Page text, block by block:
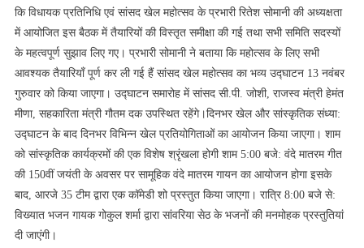
कि विधायक प्रतिनिधि एवं सांसद खेल महोत्सव के प्रभारी रितेश सोमानी की अध्यक्षता
में आयोजित इस बैठक में तैयारियों की विस्तृत समीक्षा की गई तथा सभी समिति सदस्यों
के महत्वपूर्ण सुझाव लिए गए। प्रभारी सोमानी ने बताया कि महोत्सव के लिए सभी
आवश्यक तैयारियाँ पूर्ण कर ली गई हैं सांसद खेल महोत्सव का भव्य उद्घाटन 13 नवंबर
गुरुवार को किया जाएगा। उद्घाटन समारोह में सांसद सी.पी. जोशी, राजस्व मंत्री हेमंत
मीणा, सहकारिता मंत्री गौतम दक उपस्थित रहेंगे।दिनभर खेल और सांस्कृतिक संध्या:
उद्घाटन के बाद दिनभर विभिन्न खेल प्रतियोगिताओं का आयोजन किया जाएगा। शाम
को सांस्कृतिक कार्यक्रमों की एक विशेष श्रृंखला होगी शाम 5:00 बजे: वंदे मातरम गीत
की 150वीं जयंती के अवसर पर सामूहिक वंदे मातरम गायन का आयोजन होगा इसके
बाद, आरजे 35 टीम द्वारा एक कॉमेडी शो प्रस्तुत किया जाएगा। रात्रि 8:00 बजे से:
विख्यात भजन गायक गोकुल शर्मा द्वारा सांवरिया सेठ के भजनों की मनमोहक प्रस्तुतियां
दी जाएंगी।